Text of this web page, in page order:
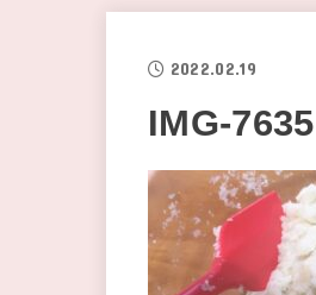
2022.02.19
IMG-7635